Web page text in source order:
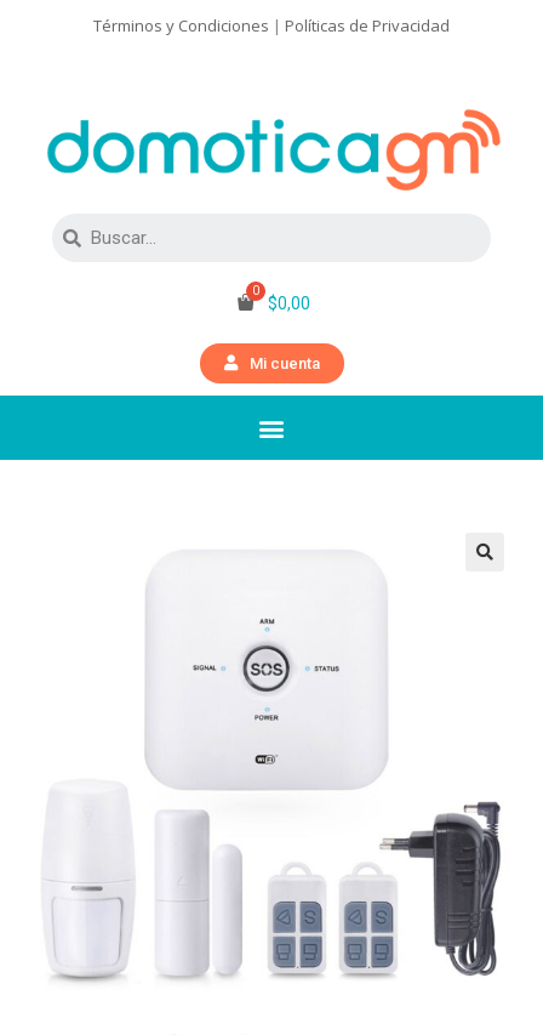
Términos y Condiciones | Políticas de Privacidad
$0,00
Mi cuenta